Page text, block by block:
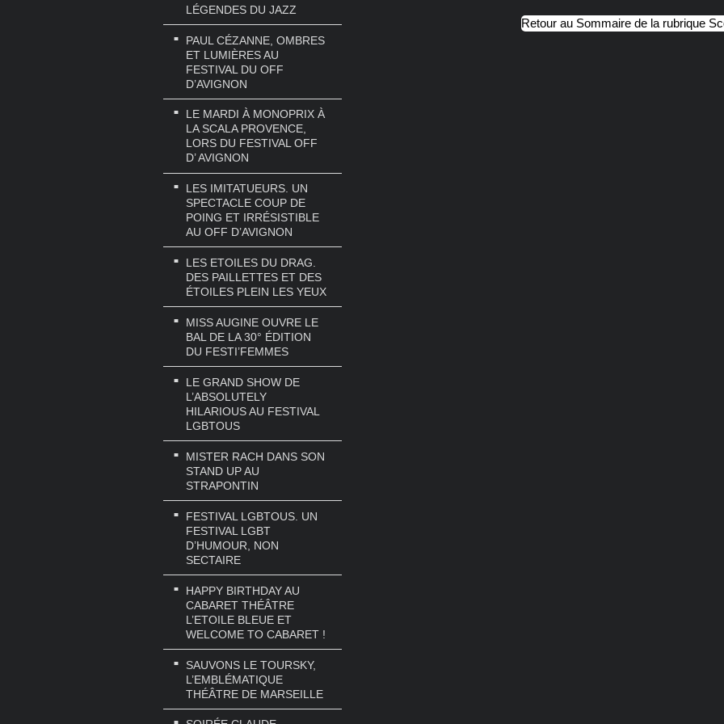
LÉGENDES DU JAZZ
PAUL CÉZANNE, OMBRES
ET LUMIÈRES AU
FESTIVAL DU OFF
D’AVIGNON
LE MARDI À MONOPRIX À
LA SCALA PROVENCE,
LORS DU FESTIVAL OFF
D’ AVIGNON
LES IMITATUEURS. UN
SPECTACLE COUP DE
POING ET IRRÉSISTIBLE
AU OFF D’AVIGNON
LES ETOILES DU DRAG.
DES PAILLETTES ET DES
ÉTOILES PLEIN LES YEUX
MISS AUGINE OUVRE LE
BAL DE LA 30° ÉDITION
DU FESTI’FEMMES
LE GRAND SHOW DE
L’ABSOLUTELY
HILARIOUS AU FESTIVAL
LGBTOUS
MISTER RACH DANS SON
STAND UP AU
STRAPONTIN
FESTIVAL LGBTOUS. UN
FESTIVAL LGBT
D’HUMOUR, NON
SECTAIRE
HAPPY BIRTHDAY AU
CABARET THÉÂTRE
L’ETOILE BLEUE ET
WELCOME TO CABARET !
SAUVONS LE TOURSKY,
L’EMBLÉMATIQUE
THÉÂTRE DE MARSEILLE
Retour au Sommaire de la rubrique